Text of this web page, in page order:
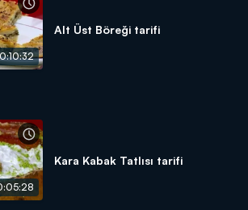
Alt Üst Böreği tarifi
Kara Kabak Tatlısı tarifi